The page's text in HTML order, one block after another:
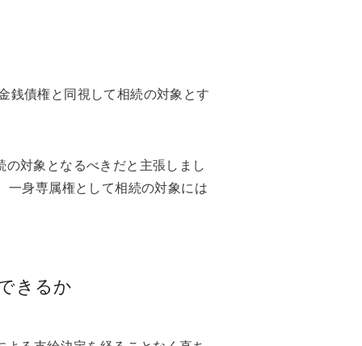
銭債権と同視して相続の対象とす
対象となるべきだと主張しまし
一身専属権として相続の対象には
きるか